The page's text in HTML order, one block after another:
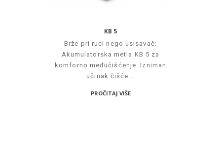
KB 5
Brže pri ruci nego usisavač:
Akumulatorska metla KB 5 za
komforno međučišćenje. Izniman
učinak čišće...
PROČITAJ VIŠE